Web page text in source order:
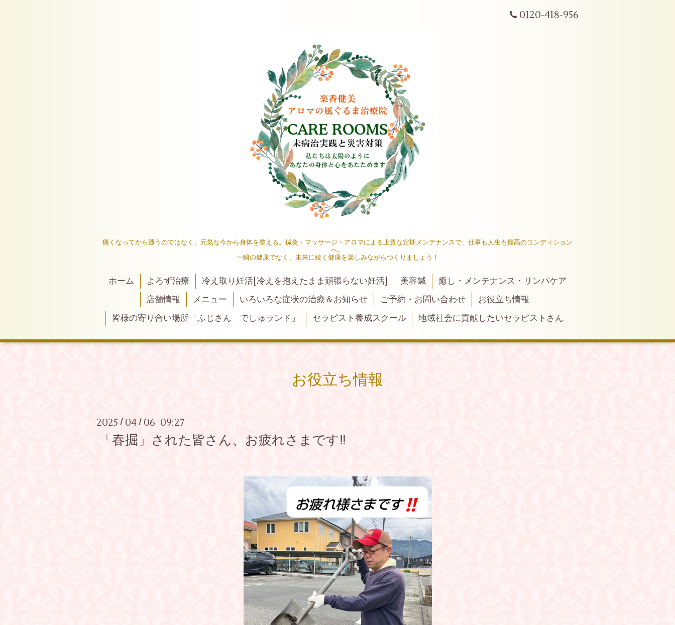
0120-418-956
痛くなってから通うのではなく、元気な今から身体を整える。鍼灸・マッサージ・アロマによる上質な定期メンテナンスで、仕事も人生も最高のコンディション
へ。
一瞬の健康でなく、未来に続く健康を楽しみながらつくりましょう！
ホーム よろず治療 冷え取り妊活[冷えを抱えたまま頑張らない妊活] 美容鍼
癒し・メンテナンス・リンパケア
店舗情報
メニュー いろいろな症状の治療＆お知らせ ご予約・お問い合わせ
お役立ち情報
皆様の寄り合い場所「ふじさん でしゅランド」
セラピスト養成スクール 地域社会に貢献したいセラピストさん
お役立ち情報
2025 / 04 / 06 09:27
「春掘」された皆さん、お疲れさまです‼️